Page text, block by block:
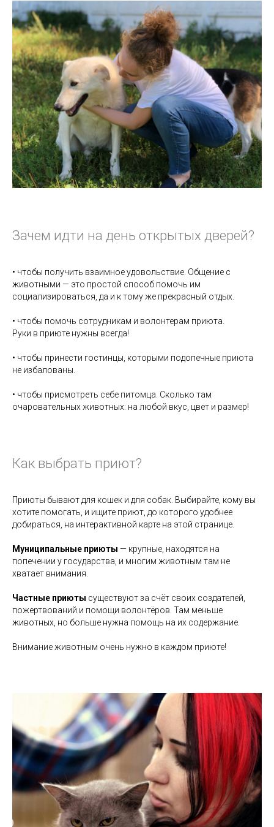
Зачем идти на день открытых дверей?
• чтобы получить взаимное удовольствие. Общение с
животными — это простой способ помочь им
социализироваться, да и к тому же прекрасный отдых.
• чтобы помочь сотрудникам и волонтерам приюта.
Руки в приюте нужны всегда!
• чтобы принести гостинцы, которыми подопечные приюта
не избалованы.
• чтобы присмотреть себе питомца. Сколько там
очаровательных животных: на любой вкус, цвет и размер!
Как выбрать приют?
Приюты бывают для кошек и для собак. Выбирайте, кому вы
хотите помогать, и ищите приют, до которого удобнее
добираться, на интерактивной карте на этой странице.
Муниципальные приюты — крупные, находятся на
попечении у государства, и многим животным там не
хватает внимания.
Частные приюты существуют за счёт своих создателей,
пожертвований и помощи волонтёров. Там меньше
животных, но больше нужна помощь на их содержание.
Внимание животным очень нужно в каждом приюте!